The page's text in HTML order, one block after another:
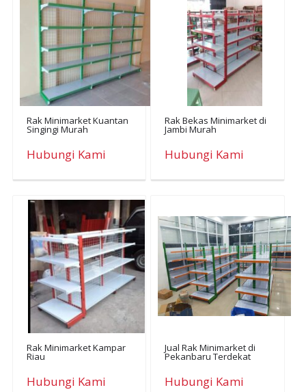
Rak Minimarket Kuantan
Singingi Murah
Hubungi Kami
Rak Bekas Minimarket di
Jambi Murah
Hubungi Kami
Rak Minimarket Kampar
Riau
Hubungi Kami
Jual Rak Minimarket di
Pekanbaru Terdekat
Hubungi Kami